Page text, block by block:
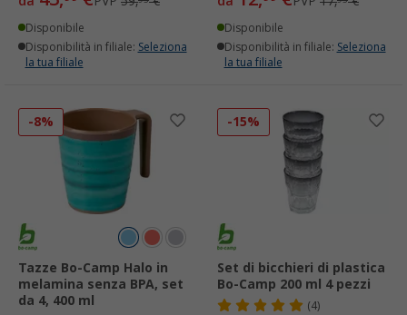
Disponibile
Disponibilità in filiale: Seleziona
la tua filiale
Disponibile
Disponibilità in filiale: Seleziona
la tua filiale
-8%
Tazze Bo-Camp Halo in
melamina senza BPA, set
da 4, 400 ml
-15%
Set di bicchieri di plastica
Bo-Camp 200 ml 4 pezzi
(4)